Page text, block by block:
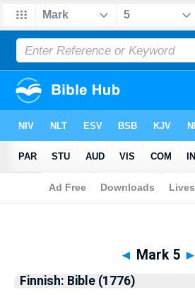
Biblia>Finnish: Bible (1776) > Mark 5
◄ Mark 5 ►
Finnish: Bible (1776)